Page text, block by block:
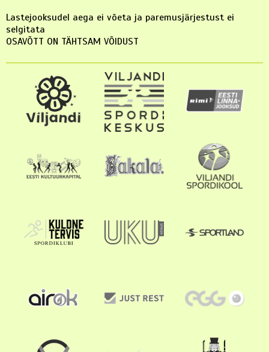
Lastejooksudel aega ei võeta ja paremusjärjestust ei
selgitata
OSAVÕTT ON TÄHTSAM VÕIDUST